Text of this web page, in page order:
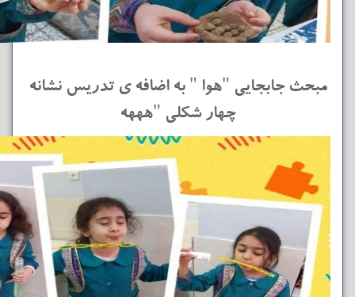
مبحث جابجایی "هوا " به اضافه ی تدریس نشانه‌
چهار شکلی "هههه